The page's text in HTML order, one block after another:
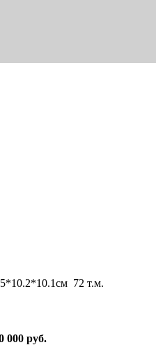
72 т.м.
000 руб.